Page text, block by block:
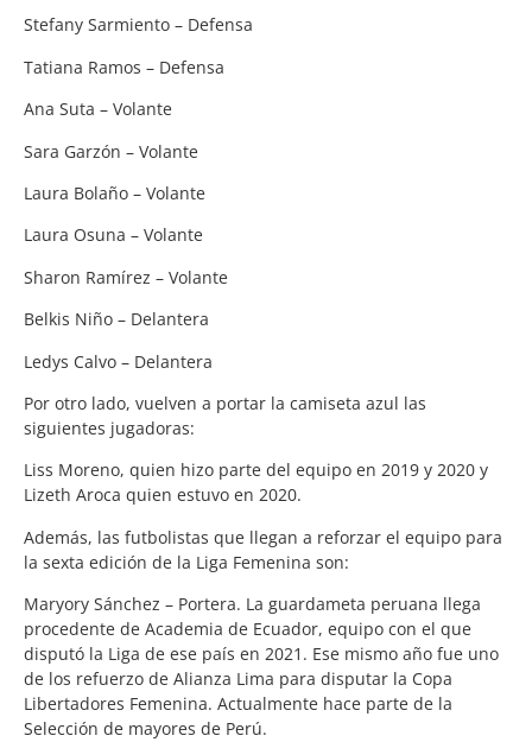
Stefany Sarmiento – Defensa
Tatiana Ramos – Defensa
Ana Suta – Volante
Sara Garzón – Volante
Laura Bolaño – Volante
Laura Osuna – Volante
Sharon Ramírez – Volante
Belkis Niño – Delantera
Ledys Calvo – Delantera
Por otro lado, vuelven a portar la camiseta azul las
siguientes jugadoras:
Liss Moreno, quien hizo parte del equipo en 2019 y 2020 y
Lizeth Aroca quien estuvo en 2020.
Además, las futbolistas que llegan a reforzar el equipo para
la sexta edición de la Liga Femenina son:
Maryory Sánchez – Portera. La guardameta peruana llega
procedente de Academia de Ecuador, equipo con el que
disputó la Liga de ese país en 2021. Ese mismo año fue uno
de los refuerzo de Alianza Lima para disputar la Copa
Libertadores Femenina. Actualmente hace parte de la
Selección de mayores de Perú.